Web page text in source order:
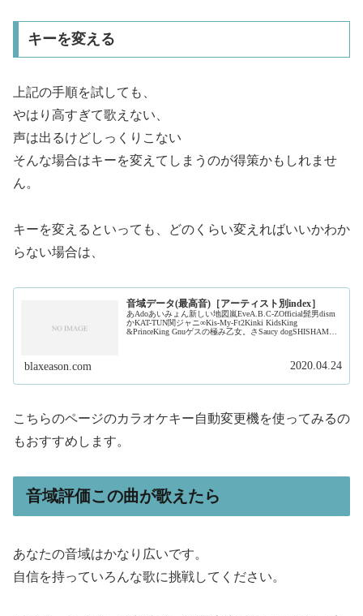
キーを変える
上記の手順を試しても、
やはり高すぎて歌えない、
声は出るけどしっくりこない
そんな場合はキーを変えてしまうのが得策かもしれませ
ん。
キーを変えるといっても、どのくらい変えればいいかわか
らない場合は、
音域データ(最高音)［アーティスト別index］
あAdoあいみょん新しい地図嵐EveA.B.C-ZOfficial髭男dism
かKAT-TUN関ジャニ∞Kis-My-Ft2Kinki KidsKing
&PrinceKing Gnuゲスの極み乙女。さSaucy dogSHISHAMO
blaxeason.com 2020.04.24
こちらのページのカラオケキー自動変更機を使ってみるの
もおすすめします。
音域評価この曲が歌えたら
あなたの音域はかなり広いです。
自信を持っていろんな歌に挑戦してください。